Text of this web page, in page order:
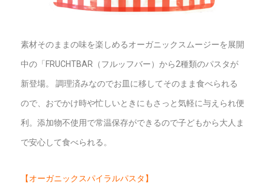
素材そのままの味を楽しめるオーガニックスムージーを展開
中の「FRUCHTBAR（フルッフバー）から2種類のパスタが
新登場。 調理済みなのでお皿に移してそのまま食べられる
ので、おでかけ時や忙しいときにもさっと気軽に与えられ便
利。添加物不使用で常温保存ができるので子どもから大人ま
で安心して食べられる。
【オーガニックスパイラルパスタ】